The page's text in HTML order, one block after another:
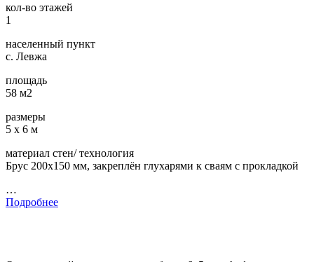
кол-во этажей
1
населенный пункт
с. Левжа
площадь
58 м2
размеры
5 х 6 м
материал стен/ технология
Брус 200х150 мм, закреплён глухарями к сваям с прокладкой
…
Подробнее